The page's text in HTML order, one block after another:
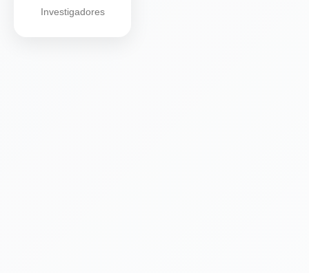
Investigadores